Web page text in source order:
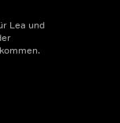
Lea und